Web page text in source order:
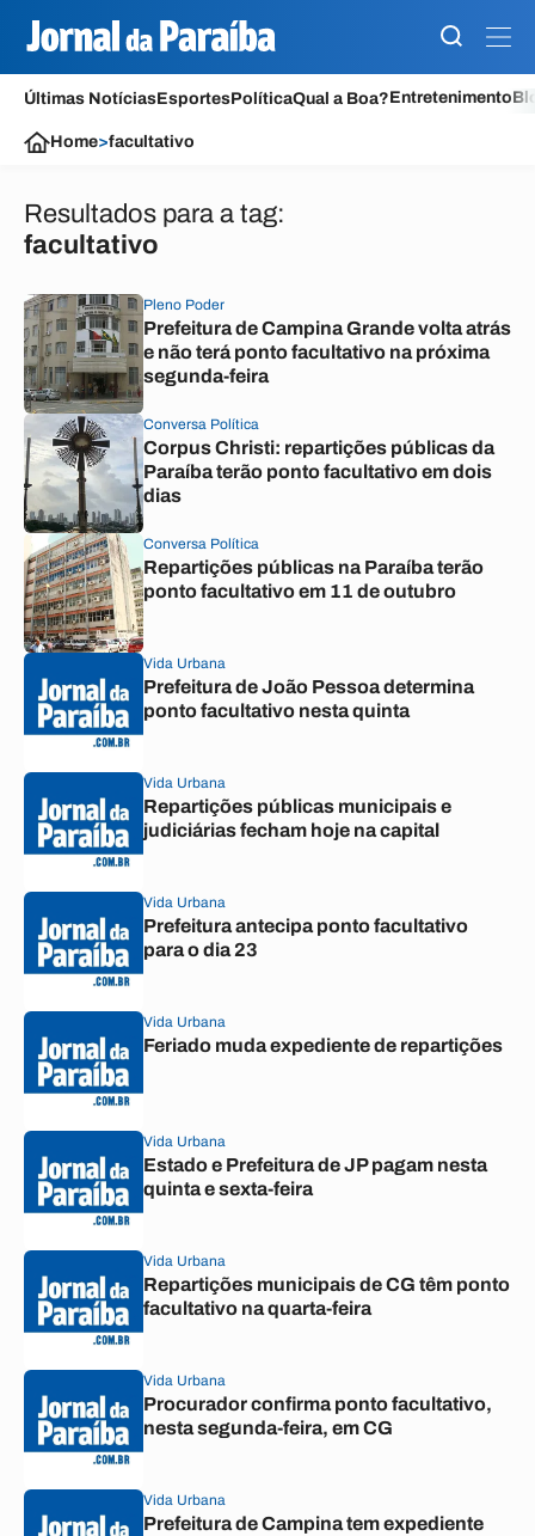
Últimas NotíciasEsportesPolíticaQual a Boa?Entretenimento
Home>facultativo
Resultados para a tag:
facultativo
Pleno Poder
Prefeitura de Campina Grande volta atrás
e não terá ponto facultativo na próxima
segunda-feira
Conversa Política
Corpus Christi: repartições públicas da
Paraíba terão ponto facultativo em dois
dias
Conversa Política
Repartições públicas na Paraíba terão
ponto facultativo em 11 de outubro
Vida Urbana
Prefeitura de João Pessoa determina
ponto facultativo nesta quinta
Vida Urbana
Repartições públicas municipais e
judiciárias fecham hoje na capital
Vida Urbana
Prefeitura antecipa ponto facultativo
para o dia 23
Vida Urbana
Feriado muda expediente de repartições
Vida Urbana
Estado e Prefeitura de JP pagam nesta
quinta e sexta-feira
Vida Urbana
Repartições municipais de CG têm ponto
facultativo na quarta-feira
Vida Urbana
Procurador confirma ponto facultativo,
nesta segunda-feira, em CG
Vida Urbana
Prefeitura de Campina tem expediente